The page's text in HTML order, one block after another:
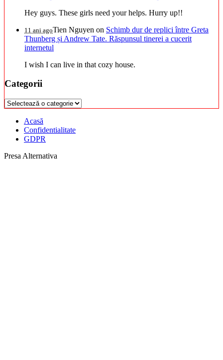
Hey guys. These girls need your helps. Hurry up!!
11 ani agoTien Nguyen on Schimb dur de replici între Greta
Thunberg și Andrew Tate. Răspunsul tinerei a cucerit
internetul
I wish I can live in that cozy house.
Categorii
Categorii
Acasă
Confidentialitate
GDPR
Presa Alternativa